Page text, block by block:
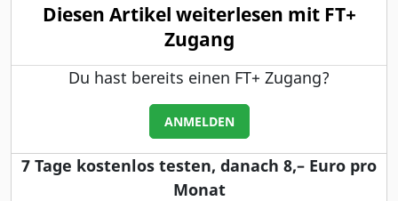
Diesen Artikel weiterlesen mit FT+
Zugang
Du hast bereits einen FT+ Zugang?
ANMELDEN
7 Tage kostenlos testen, danach 8,– Euro pro
Monat